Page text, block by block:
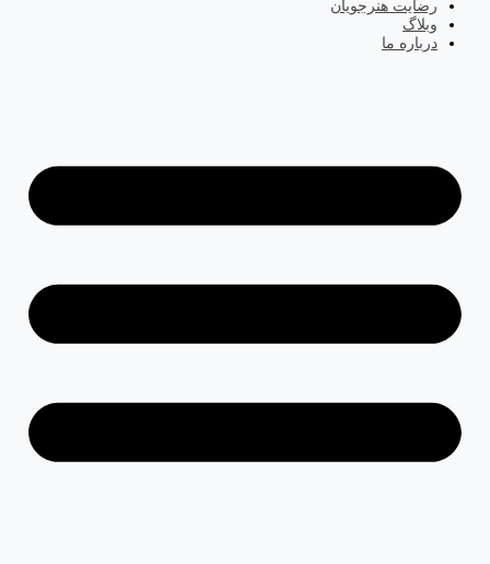
رضایت هنرجویان
وبلاگ
درباره ما